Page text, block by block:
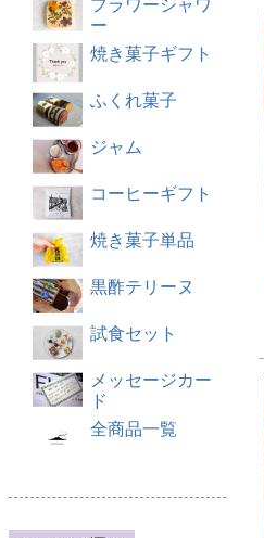
フラワーシャワ
ー
焼き菓子ギフト
ふくれ菓子
ジャム
コーヒーギフト
焼き菓子単品
黒酢テリーヌ
試食セット
メッセージカー
ド
全商品一覧